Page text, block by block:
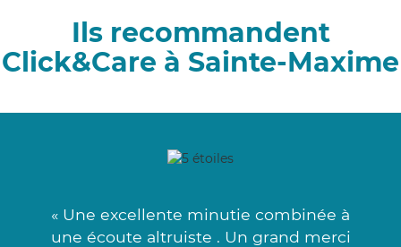
Ils recommandent
Click&Care à Sainte-Maxime
« Une excellente minutie combinée à
une écoute altruiste . Un grand merci